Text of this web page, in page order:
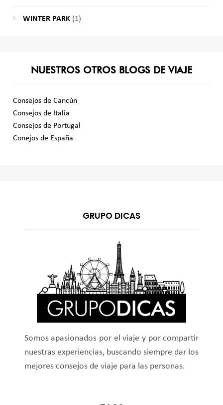
WINTER PARK(1)
NUESTROS OTROS BLOGS DE VIAJE
Consejos de Cancún
Consejos de Italia
Consejos de Portugal
Conejos de España
GRUPO DICAS
Somos apasionados por el viaje y por compartir
nuestras experiencias, buscando siempre dar los
mejores consejos de viaje para las personas.